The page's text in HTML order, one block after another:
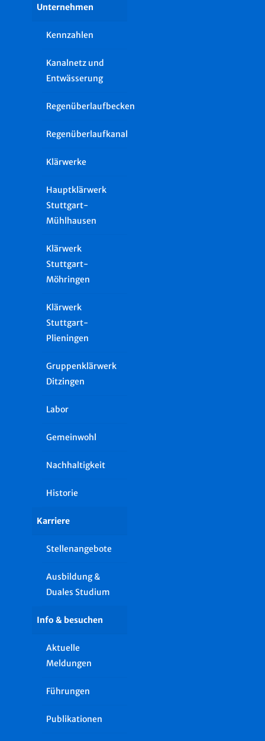
Unternehmen
Kennzahlen
Kanalnetz und
Entwässerung
Regenüberlaufbecken
Regenüberlaufkanal
Klärwerke
Hauptklärwerk
Stuttgart-
Mühlhausen
Klärwerk
Stuttgart-
Möhringen
Klärwerk
Stuttgart-
Plieningen
Gruppenklärwerk
Ditzingen
Labor
Gemeinwohl
Nachhaltigkeit
Historie
Karriere
Stellenangebote
Ausbildung &
Duales Studium
Info & besuchen
Aktuelle
Meldungen
Führungen
Publikationen